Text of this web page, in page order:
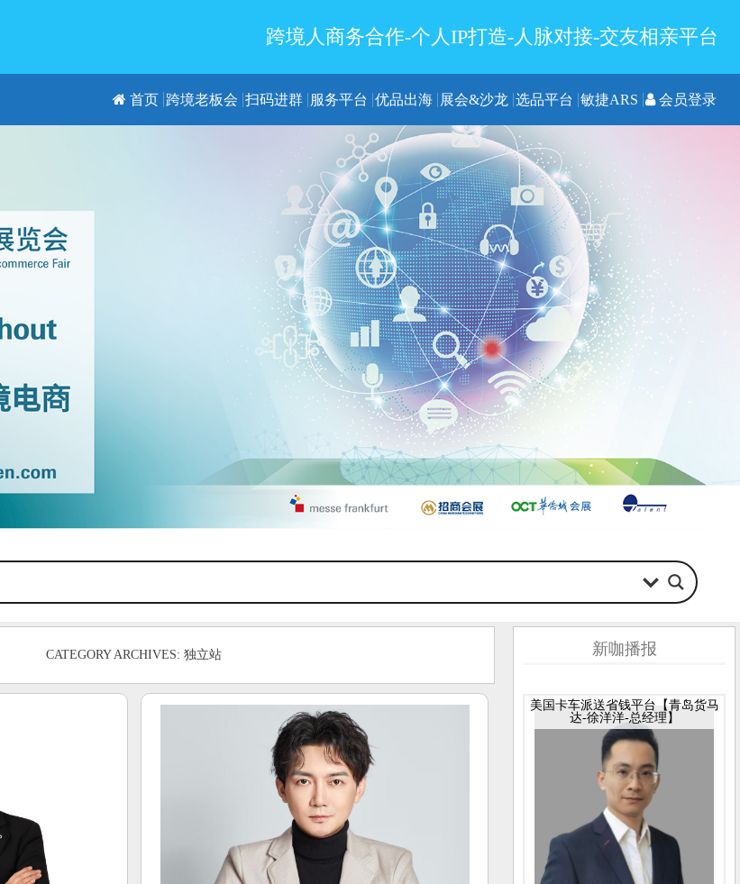
跨境人商务合作-个人IP打造-人脉对接-交友相亲平台
首页 跨境老板会 扫码进群 服务平台 优品出海 展会&沙龙 选品平台 敏捷ARS 会员登录
CATEGORY ARCHIVES: 独立站 新咖播报
美国卡车派送省钱平台【青岛货马
达-徐洋洋-总经理】